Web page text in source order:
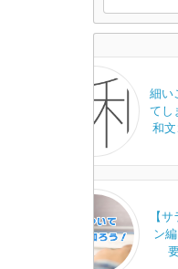
細い
てし
和
【
ン